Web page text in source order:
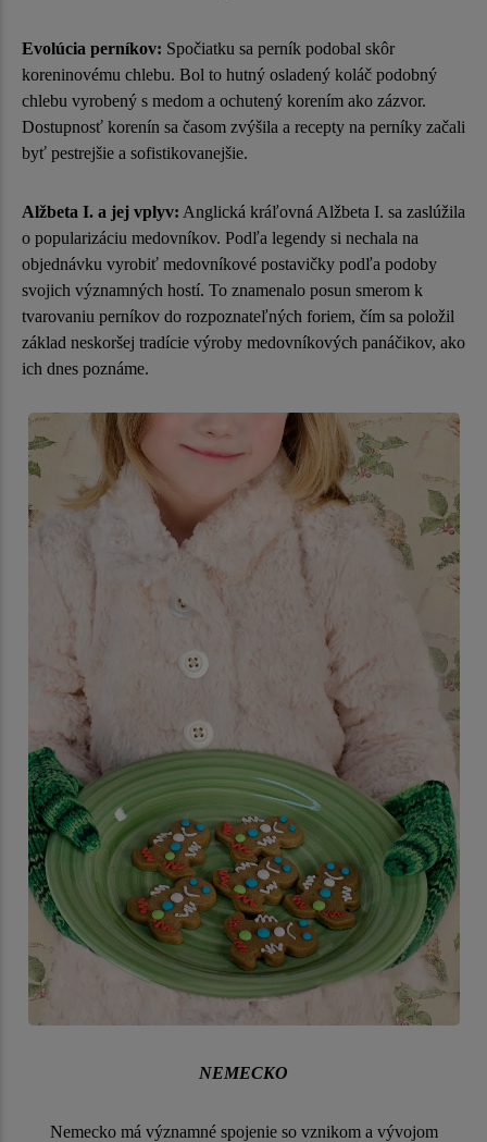
Evolúcia perníkov: Spočiatku sa perník podobal skôr
koreninovému chlebu. Bol to hutný osladený koláč podobný
chlebu vyrobený s medom a ochutený korením ako zázvor.
Dostupnosť korenín sa časom zvýšila a recepty na perníky začali
byť pestrejšie a sofistikovanejšie.
Alžbeta I. a jej vplyv: Anglická kráľovná Alžbeta I. sa zaslúžila
o popularizáciu medovníkov. Podľa legendy si nechala na
objednávku vyrobiť medovníkové postavičky podľa podoby
svojich významných hostí. To znamenalo posun smerom k
tvarovaniu perníkov do rozpoznateľných foriem, čím sa položil
základ neskoršej tradície výroby medovníkových panáčikov, ako
ich dnes poznáme.
NEMECKO
Nemecko má významné spojenie so vznikom a vývojom